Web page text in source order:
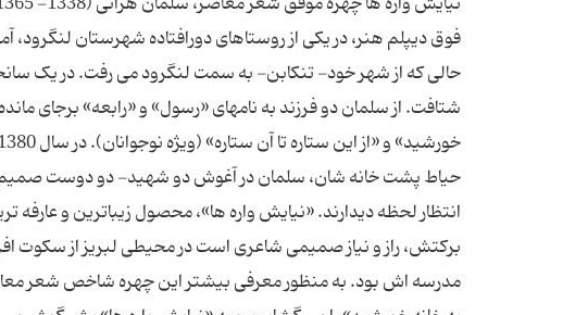
حالی که از شهر خود- تنکابن- به سمت لنگرود می رفت. در یک
شتافت. از سلمان دو فرزند به نامهای «رسول» و «رابعه» برجای
حیاط پشت خانه شان، سلمان در آغوش دو شهید- دو دوست
انتظار لحظه دیدارند. «نیایش واره ها»، محصول زیباترین و
برکتش، راز و نیاز صمیمی شاعری است در محیطی لبریز از سکوت
مدرسه اش بود. به منظور معرفی بیشتر این چهره شاخص شعر